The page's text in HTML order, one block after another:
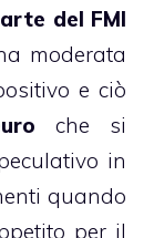
del FMI
moderata
e ciò
che si
in
quando
per il